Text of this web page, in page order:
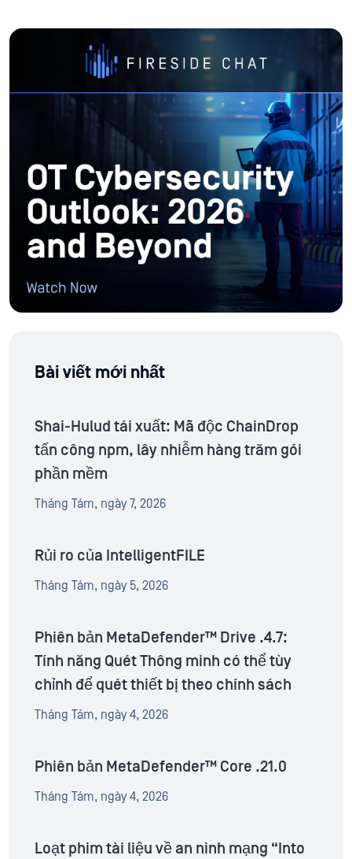
Bài viết mới nhất
Shai-Hulud tái xuất: Mã độc ChainDrop
tấn công npm, lây nhiễm hàng trăm gói
phần mềm
Tháng Tám, ngày 7, 2026
Rủi ro của IntelligentFILE
Tháng Tám, ngày 5, 2026
Phiên bản MetaDefender™ Drive .4.7:
Tính năng Quét Thông minh có thể tùy
chỉnh để quét thiết bị theo chính sách
Tháng Tám, ngày 4, 2026
Phiên bản MetaDefender™ Core .21.0
Tháng Tám, ngày 4, 2026
Loạt phim tài liệu về an ninh mạng “Into